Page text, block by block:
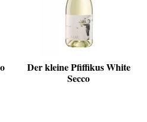
Der kleine Pfiffikus White
Secco